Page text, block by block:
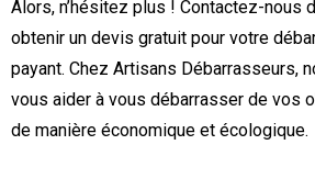
Alors, n’hésitez plus ! Contactez-nous
obtenir un devis gratuit pour votre
payant. Chez Artisans Débarrasseurs,
vous aider à vous débarrasser de vos
de manière économique et écologique.